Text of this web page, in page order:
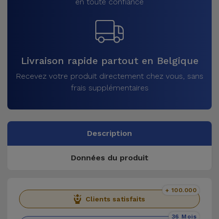
Livraison rapide partout en Belgique
Recevez votre produit directement chez vous, sans
frais supplémentaires
Description
Données du produit
Clients satisfaits
+ 100.000
36 Mois